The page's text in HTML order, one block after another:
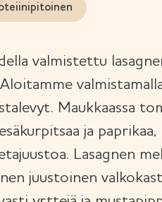
valmistettu
Aloitamme
Maukkaassa
ja paprikaa,
Lasagnen
juustoinen